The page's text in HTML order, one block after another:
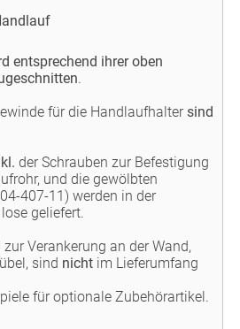
entsprechend ihrer oben
.
für die Handlaufhaltersind
der Schrauben zur Befestigung
und die gewölbten
407-11) werden in der
geliefert.
Verankerung an der Wand,
sind nicht im Lieferumfang
für optionale Zubehörartikel.